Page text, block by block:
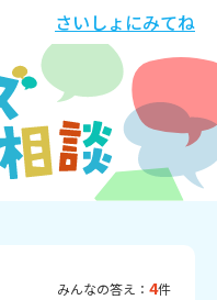
さいしょにみてね
みんなの答え： 4件